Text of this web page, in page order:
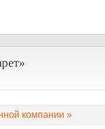
компании »